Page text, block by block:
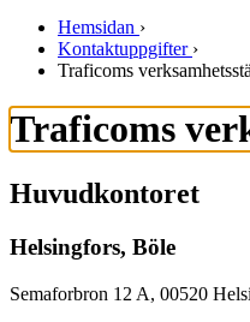
Hemsidan ›
Kontaktuppgifter ›
Traficoms
Traficoms
Huvudkontoret
Helsingfors, Böle
Semaforbron 12 A, 00520